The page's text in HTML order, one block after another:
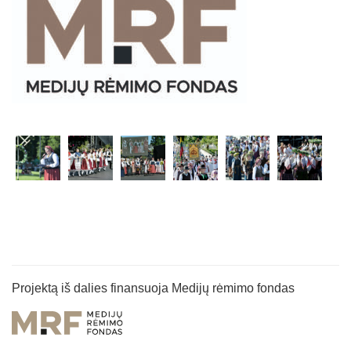
Projektą iš dalies finansuoja Medijų rėmimo fondas